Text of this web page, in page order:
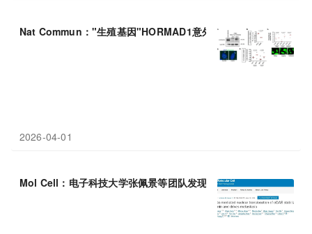
Nat Commun："生殖基因"HORMAD1意外激活成 三阴性乳腺癌
2026-04-01
Mol Cell：电子科技大学张佩景等团队发现 阴性乳腺癌转移治疗